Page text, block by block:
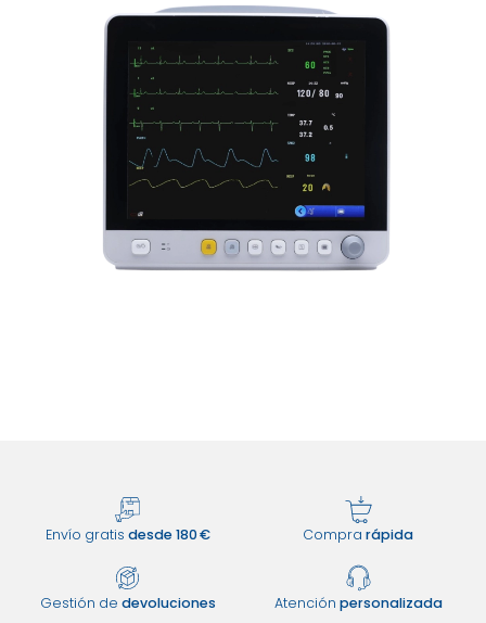
Envío gratis desde 180 € Comprarápida
Gestión de devoluciones Atención personalizada